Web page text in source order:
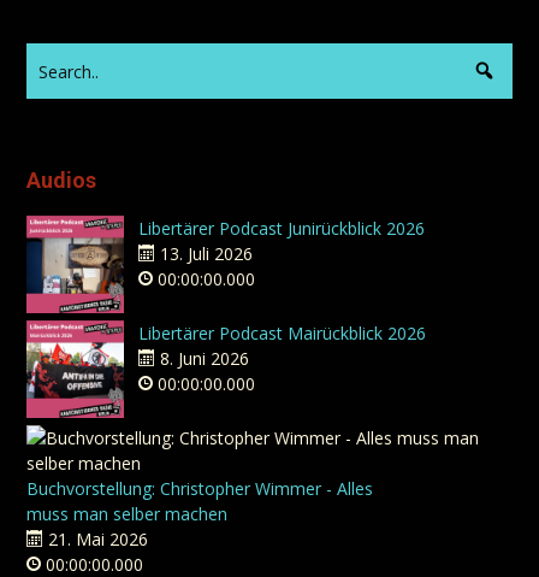
Audios
Libertärer Podcast Junirückblick 2026
13. Juli 2026
00:00:00.000
Libertärer Podcast Mairückblick 2026
8. Juni 2026
00:00:00.000
Buchvorstellung: Christopher Wimmer - Alles
muss man selber machen
21. Mai 2026
00:00:00.000